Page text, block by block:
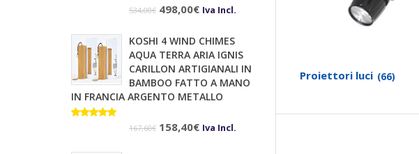
Proiettori luci (66)
534,00€ Il
originale
era:
534,00€.
498,00€Il
attuale
è:
498,00€.
Iva Incl.
KOSHI 4 WIND CHIMES
AQUA TERRA ARIA IGNIS
CARILLON ARTIGIANALI IN
BAMBOO FATTO A MANO
IN FRANCIA ARGENTO METALLO
167,60€ Il
158,40€IlIva Incl.